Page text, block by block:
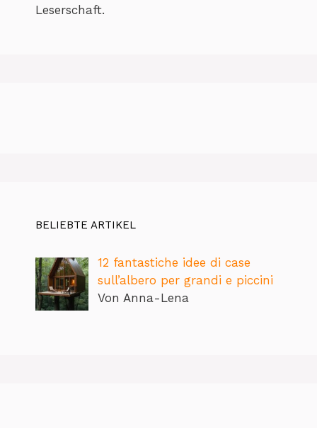
Leserschaft.
BELIEBTE ARTIKEL
12 fantastiche idee di case
sull’albero per grandi e piccini
Von Anna-Lena